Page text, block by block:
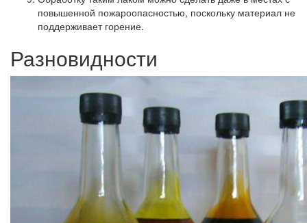
повышенной пожароопасностью, поскольку материал не
поддерживает горение.
Разновидности